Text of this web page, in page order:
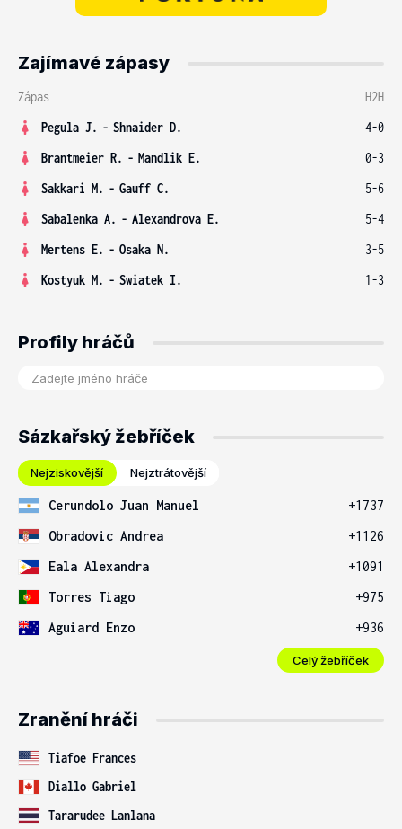
Zajímavé zápasy
Zápas
H2H
Pegula J. - Shnaider D.
4-0
Brantmeier R. - Mandlik E.
0-3
Sakkari M. - Gauff C.
5-6
Sabalenka A. - Alexandrova E.
5-4
Mertens E. - Osaka N.
3-5
Kostyuk M. - Swiatek I. 1-3
Profily hráčů
Sázkařský žebříček
Nejziskovější Nejztrátovější
Cerundolo Juan Manuel
+1737
Obradovic Andrea
+1126
Eala Alexandra
+1091
Torres Tiago
+975
Aguiard Enzo
+936
Celý žebříček
Zranění hráči
Tiafoe Frances
Diallo Gabriel
Tararudee Lanlana